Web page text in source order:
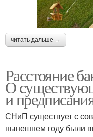
читать дальше →
Расстояние
О
и
СНиП существует с
нынешнем году были